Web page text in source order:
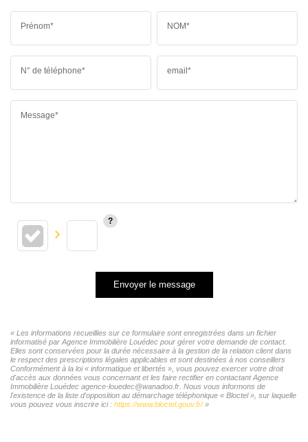
Prénom* NOM*
N° de téléphone* email*
Message*
Envoyer le message
« Les informations recueillies sur ce formulaire sont enregistrées dans un fichier
informatisé par Agence Immobilière Louédec pour gérer votre demande de contact.
Elles sont conservées pour la durée nécessaire à la gestion de la relation client dans
le respect des prescriptions légales applicables et sont destinées à nos conseillers
Conformément à la loi « informatique et libertés », vous pouvez exercer votre droit
d'accès aux données vous concernant et les faire rectifier en contactant Agence
Immobilière Louédec agence-louedec@wanadoo.fr. Nous vous informons de
l'existence de la liste d'opposition au démarchage téléphonique « Bloctel », sur laquelle
vous pouvez vous inscrire ici : https://www.bloctel.gouv.fr/»